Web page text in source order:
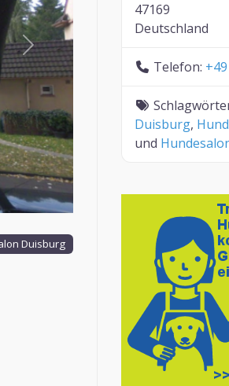
Nächstes
Duisburg
47169
Deutschland
Telefon:
Duisburg,
und